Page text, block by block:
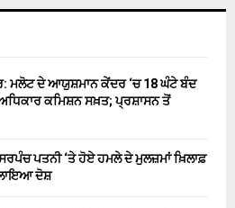
ਮਲੋਟ ਦੇ ਆਯੁਸ਼ਮਾਨ ਕੇਂਦਰ ‘ਚ 18 ਘੰਟੇ ਬੰਦ
ਕਮਿਸ਼ਨ ਸਖ਼ਤ; ਪ੍ਰਸ਼ਾਸਨ ਤੋਂ
ਪਤਨੀ ‘ਤੇ ਹੋਏ ਹਮਲੇ ਦੇ ਮੁਲਜ਼ਮਾਂ ਖ਼ਿਲਾਫ਼
ਲਾਇਆ ਦੋਸ਼